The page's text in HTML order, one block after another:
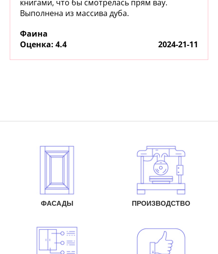
книгами, что бы смотрелась прям вау.
Выполнена из массива дуба.
Фаина
: 4.4 2024-21-11
ФАСАДЫ ПРОИЗВОДСТВО